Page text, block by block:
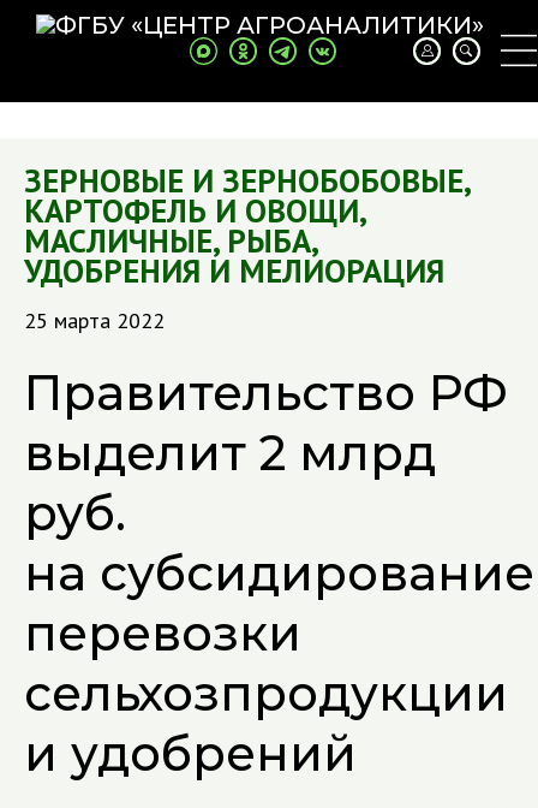
ЗЕРНОВЫЕ И ЗЕРНОБОБОВЫЕ,
КАРТОФЕЛЬ И ОВОЩИ,
МАСЛИЧНЫЕ, РЫБА,
УДОБРЕНИЯ И МЕЛИОРАЦИЯ
25 марта 2022
Правительство РФ
выделит 2 млрд
руб.
на субсидирование
перевозки
сельхозпродукции
и удобрений